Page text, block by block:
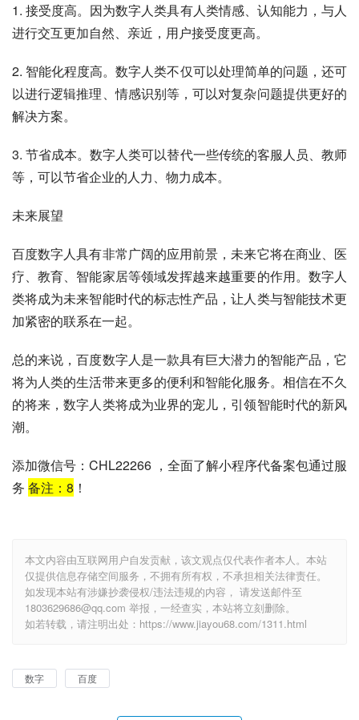
1. 接受度高。因为数字人类具有人类情感、认知能力，与人
进行交互更加自然、亲近，用户接受度更高。
2. 智能化程度高。数字人类不仅可以处理简单的问题，还可
以进行逻辑推理、情感识别等，可以对复杂问题提供更好的
解决方案。
3. 节省成本。数字人类可以替代一些传统的客服人员、教师
等，可以节省企业的人力、物力成本。
未来展望
百度数字人具有非常广阔的应用前景，未来它将在商业、医
疗、教育、智能家居等领域发挥越来越重要的作用。数字人
类将成为未来智能时代的标志性产品，让人类与智能技术更
加紧密的联系在一起。
总的来说，百度数字人是一款具有巨大潜力的智能产品，它
将为人类的生活带来更多的便利和智能化服务。相信在不久
的将来，数字人类将成为业界的宠儿，引领智能时代的新风
潮。
添加微信号：CHL22266 ，全面了解小程序代备案包通过服
务 备注： 8 ！
本文内容由互联网用户自发贡献，该文观点仅代表作者本人。本站
仅提供信息存储空间服务，不拥有所有权，不承担相关法律责任。
如发现本站有涉嫌抄袭侵权/违法违规的内容， 请发送邮件至
1803629686@qq.com 举报，一经查实，本站将立刻删除。
如若转载，请注明出处：https://www.jiayou68.com/1311.html
数字 百度